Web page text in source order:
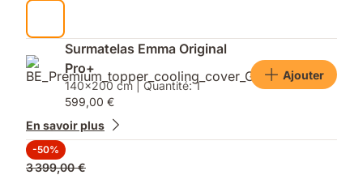
Surmatelas Emma Original
Pro+
140x200 cm | Quantité: 1
599,00 €
Ajouter
En savoir plus
-50%
Prix
3 399,00 €